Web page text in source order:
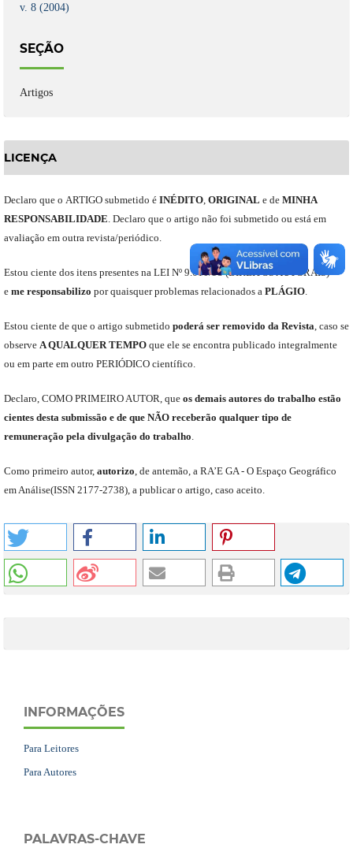
v. 8 (2004)
SEÇÃO
Artigos
LICENÇA
Declaro que o ARTIGO submetido é INÉDITO, ORIGINAL ede MINHA
RESPONSABILIDADE. Declaro que o artigo não foi submetido ou está em
avaliação em outra revista/periódico.
Estou ciente dos itens presentes na LEI Nº 9.610/98 (DIREITOS AUTORAIS)
e meresponsabilizo por quaisquer problemas relacionados a PLÁGIO.
Estou ciente de que o artigo submetido poderá ser removido da Revista,caso se
observe A QUALQUER TEMPOque elese encontra publicado integralmente
ou em parte em outro PERIÓDICOcientífico.
Declaro, COMO PRIMEIRO AUTOR,que os demais autores do trabalho estão
cientes desta submissão e de que NÃOreceberão qualquer tipo de
remuneração pela divulgação do trabalho.
Como primeiro autor, autorizo, de antemão, a RA’E GA - O Espaço Geográfico
em Análise(ISSN 2177-2738), a publicar o artigo, caso aceito.
INFORMAÇÕES
Para Leitores
Para Autores
PALAVRAS-CHAVE